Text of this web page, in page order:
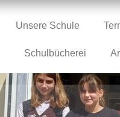
Unsere Schule
Schulbücherei